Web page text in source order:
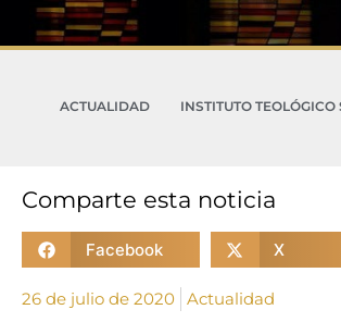
ACTUALIDAD INSTITUTO
Comparte esta noticia
Facebook X
26 de julio de 2020 Actualidad